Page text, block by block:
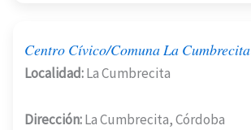
Centro Cívico/Comuna La Cumbrecita
Localidad:La Cumbrecita
Dirección:La Cumbrecita, Córdoba